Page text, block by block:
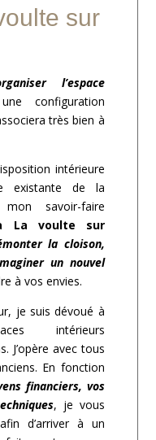
sur
l’espace
configuration
très bien à
intérieure
existante de la
savoir-faire
La voulte sur
la cloison,
un nouvel
à vos envies.
je suis dévoué à
intérieurs
J’opère avec tous
En fonction
financiers, vos
, je vous
d’arriver à un